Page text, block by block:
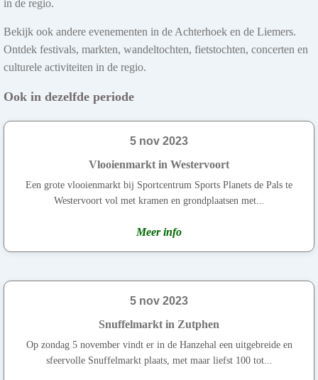
in de regio.
Bekijk ook andere evenementen in de Achterhoek en de Liemers.
Ontdek festivals, markten, wandeltochten, fietstochten, concerten en
culturele activiteiten in de regio.
Ook in dezelfde periode
5 nov 2023
Vlooienmarkt in Westervoort
Een grote vlooienmarkt bij Sportcentrum Sports Planets de Pals te
Westervoort vol met kramen en grondplaatsen met...
Meer info
5 nov 2023
Snuffelmarkt in Zutphen
Op zondag 5 november vindt er in de Hanzehal een uitgebreide en
sfeervolle Snuffelmarkt plaats, met maar liefst 100 tot...